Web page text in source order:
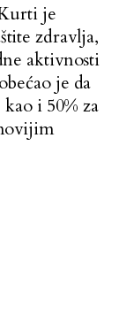
je
zdravlja,
aktivnosti
je da
i 50% za